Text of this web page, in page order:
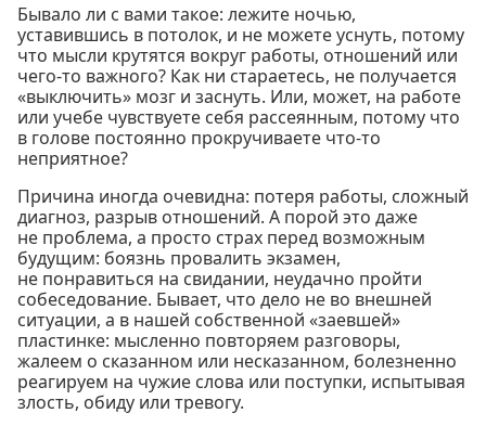
Бывало ли с вами такое: лежите ночью,
уставившись в потолок, и не можете уснуть, потому
что мысли крутятся вокруг работы, отношений или
чего-то важного? Как ни стараетесь, не получается
«выключить» мозг и заснуть. Или, может, на работе
или учебе чувствуете себя рассеянным, потому что
в голове постоянно прокручиваете что-то
неприятное?
Причина иногда очевидна: потеря работы, сложный
диагноз, разрыв отношений. А порой это даже
не проблема, а просто страх перед возможным
будущим: боязнь провалить экзамен,
не понравиться на свидании, неудачно пройти
собеседование. Бывает, что дело не во внешней
ситуации, а в нашей собственной «заевшей»
пластинке: мысленно повторяем разговоры,
жалеем о сказанном или несказанном, болезненно
реагируем на чужие слова или поступки, испытывая
злость, обиду или тревогу.